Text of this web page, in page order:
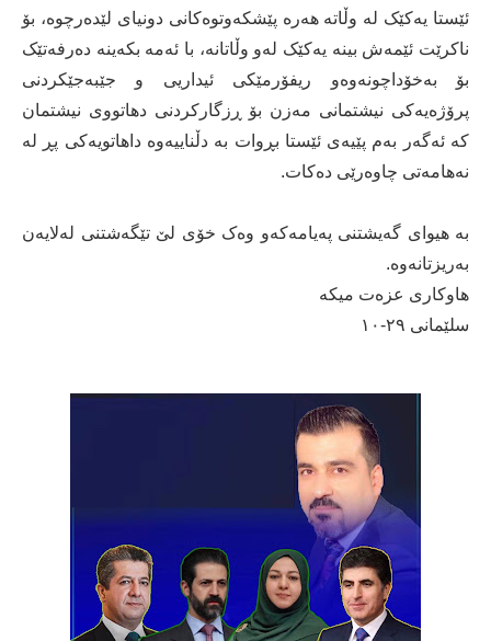
ئێستا یەکێک لە وڵاتە هەرە پێشکەوتوەکانی دونیای لێدەرچوە، بۆ
ناکرێت ئێمەش بینە یەکێک لەو وڵاتانە، با ئەمە بکەینە دەرفەتێک
بۆ بەخۆداچونەوەو ریفۆرمێکی ئیداریی و جێبەجێکردنی
پرۆژەیەکی نیشتمانی مەزن بۆ ڕزگارکردنی دهاتووی نیشتمان
کە ئەگەر بەم پێیەی ئێستا بڕوات بە دڵناییەوە داهاتویەکی پڕ لە
نەهامەتی چاوەرێی دەکات.
بە هیوای گەیشتنی پەیامەکەو وەک خۆی لێ تێگەشتنی لەلایەن
بەریزتانەوە.
هاوکاری عزەت میکە
سلێمانی ٢٩-١٠